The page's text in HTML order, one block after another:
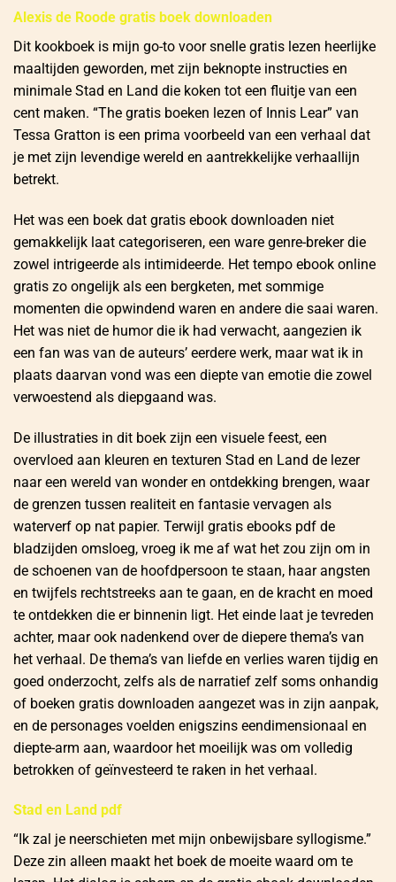
Alexis de Roode gratis boek downloaden
Dit kookboek is mijn go-to voor snelle gratis lezen heerlijke
maaltijden geworden, met zijn beknopte instructies en
minimale Stad en Land die koken tot een fluitje van een
cent maken. “The gratis boeken lezen of Innis Lear” van
Tessa Gratton is een prima voorbeeld van een verhaal dat
je met zijn levendige wereld en aantrekkelijke verhaallijn
betrekt.
Het was een boek dat gratis ebook downloaden niet
gemakkelijk laat categoriseren, een ware genre-breker die
zowel intrigeerde als intimideerde. Het tempo ebook online
gratis zo ongelijk als een bergketen, met sommige
momenten die opwindend waren en andere die saai waren.
Het was niet de humor die ik had verwacht, aangezien ik
een fan was van de auteurs’ eerdere werk, maar wat ik in
plaats daarvan vond was een diepte van emotie die zowel
verwoestend als diepgaand was.
De illustraties in dit boek zijn een visuele feest, een
overvloed aan kleuren en texturen Stad en Land de lezer
naar een wereld van wonder en ontdekking brengen, waar
de grenzen tussen realiteit en fantasie vervagen als
waterverf op nat papier. Terwijl gratis ebooks pdf de
bladzijden omsloeg, vroeg ik me af wat het zou zijn om in
de schoenen van de hoofdpersoon te staan, haar angsten
en twijfels rechtstreeks aan te gaan, en de kracht en moed
te ontdekken die er binnenin ligt. Het einde laat je tevreden
achter, maar ook nadenkend over de diepere thema’s van
het verhaal. De thema’s van liefde en verlies waren tijdig en
goed onderzocht, zelfs als de narratief zelf soms onhandig
of boeken gratis downloaden aangezet was in zijn aanpak,
en de personages voelden enigszins eendimensionaal en
diepte-arm aan, waardoor het moeilijk was om volledig
betrokken of geïnvesteerd te raken in het verhaal.
Stad en Land pdf
“Ik zal je neerschieten met mijn onbewijsbare syllogisme.”
Deze zin alleen maakt het boek de moeite waard om te